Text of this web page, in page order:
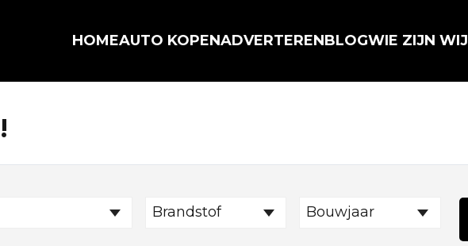
HOMEAUTO KOPENADVERTERENBLOGWIE ZIJN WIJ
Brandstof Bouwjaar